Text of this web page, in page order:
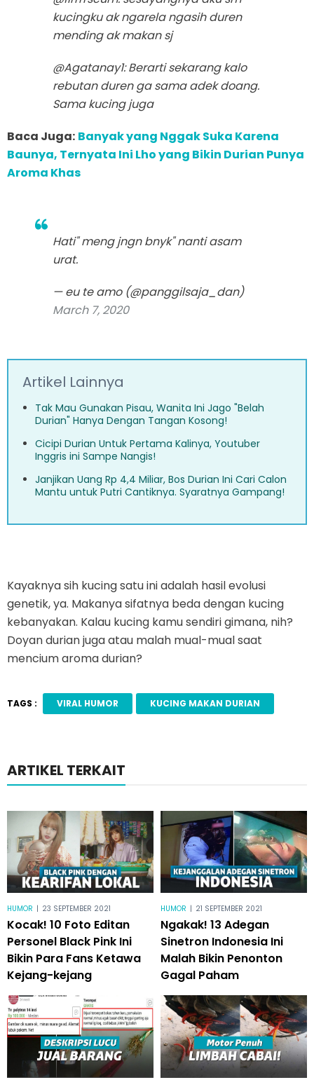
kucingku ak ngarela ngasih duren
mending ak makan sj
@Agatanay1: Berarti sekarang kalo
rebutan duren ga sama adek doang.
Sama kucing juga
Baca Juga: Banyak yang Nggak Suka Karena
Baunya, Ternyata Ini Lho yang Bikin Durian Punya
Aroma Khas
Hati" meng jngn bnyk" nanti asam
urat.
— eu te amo (@panggilsaja_dan)
March 7, 2020
Artikel Lainnya
Tak Mau Gunakan Pisau, Wanita Ini Jago "Belah
Durian" Hanya Dengan Tangan Kosong!
Cicipi Durian Untuk Pertama Kalinya, Youtuber
Inggris ini Sampe Nangis!
Janjikan Uang Rp 4,4 Miliar, Bos Durian Ini Cari Calon
Mantu untuk Putri Cantiknya. Syaratnya Gampang!
Kayaknya sih kucing satu ini adalah hasil evolusi
genetik, ya. Makanya sifatnya beda dengan kucing
kebanyakan. Kalau kucing kamu sendiri gimana, nih?
Doyan durian juga atau malah mual-mual saat
mencium aroma durian?
TAGS : VIRAL HUMOR KUCING MAKAN DURIAN
ARTIKEL TERKAIT
HUMOR | 23 SEPTEMBER 2021
Kocak! 10 Foto Editan
Personel Black Pink Ini
Bikin Para Fans Ketawa
Kejang-kejang
HUMOR | 21 SEPTEMBER 2021
Ngakak! 13 Adegan
Sinetron Indonesia Ini
Malah Bikin Penonton
Gagal Paham